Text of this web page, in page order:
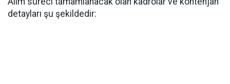
detayları şu şekildedir: